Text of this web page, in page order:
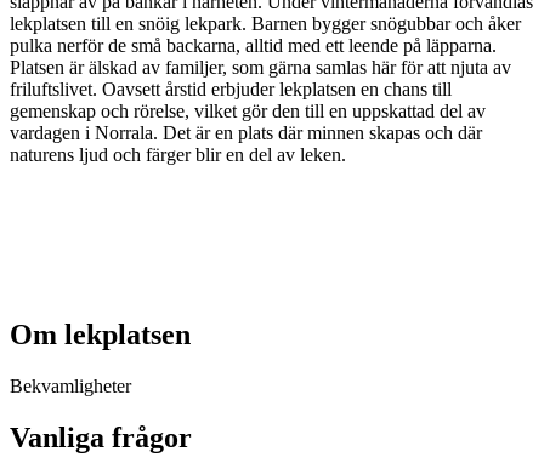
lekplatsen till en snöig lekpark. Barnen bygger snögubbar och åker
pulka nerför de små backarna, alltid med ett leende på läpparna.
Platsen är älskad av familjer, som gärna samlas här för att njuta av
friluftslivet. Oavsett årstid erbjuder lekplatsen en chans till
gemenskap och rörelse, vilket gör den till en uppskattad del av
vardagen i Norrala. Det är en plats där minnen skapas och där
naturens ljud och färger blir en del av leken.
Om lekplatsen
Bekvamligheter
Vanliga frågor